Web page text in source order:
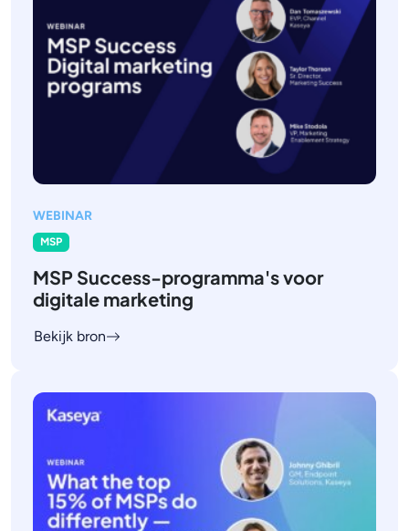
WEBINAR
MSP
MSP Success-programma's voor
digitale marketing
Bekijk bron